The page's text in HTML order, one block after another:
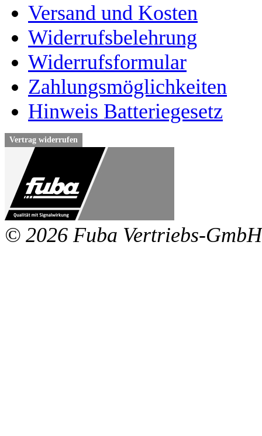
Versand und Kosten
Widerrufsbelehrung
Widerrufsformular
Zahlungsmöglichkeiten
Hinweis Batteriegesetz
Vertrag widerrufen
© 2026 Fuba Vertriebs-GmbH